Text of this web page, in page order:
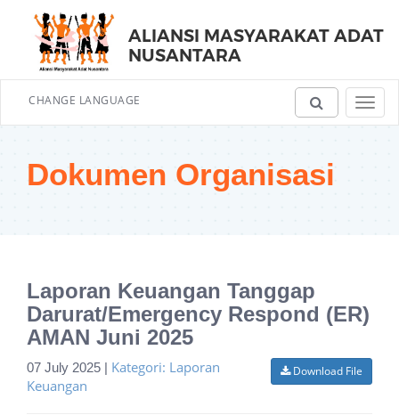
ALIANSI MASYARAKAT ADAT
NUSANTARA
CHANGE LANGUAGE
Dokumen Organisasi
Laporan Keuangan Tanggap
Darurat/Emergency Respond (ER)
AMAN Juni 2025
Download File
07 July 2025 | Kategori: Laporan
Keuangan